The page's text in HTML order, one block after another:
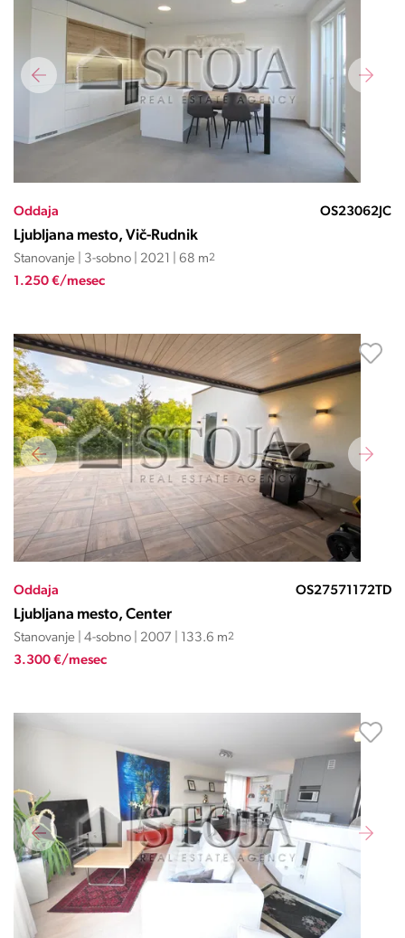
Oddaja OS23062JC
Ljubljana mesto, Vič-Rudnik
Stanovanje | 3-sobno | 2021 | 68 m2
1.250 €/mesec
Oddaja OS27571172TD
Ljubljana mesto, Center
Stanovanje | 4-sobno | 2007 | 133.6 m2
3.300 €/mesec